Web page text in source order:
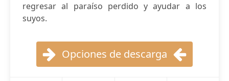
regresar al paraíso perdido y ayudar a los
suyos.
Opciones de descarga